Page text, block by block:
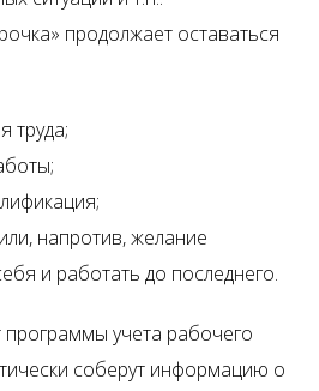
продолжает оставаться
труда;
напротив, желание
и работать до последнего.
учета рабочего
соберут информацию о